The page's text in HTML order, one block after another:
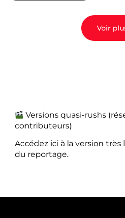
Voir
Versions quasi-rushs
contributeurs)
Accédez ici à la version
du reportage.